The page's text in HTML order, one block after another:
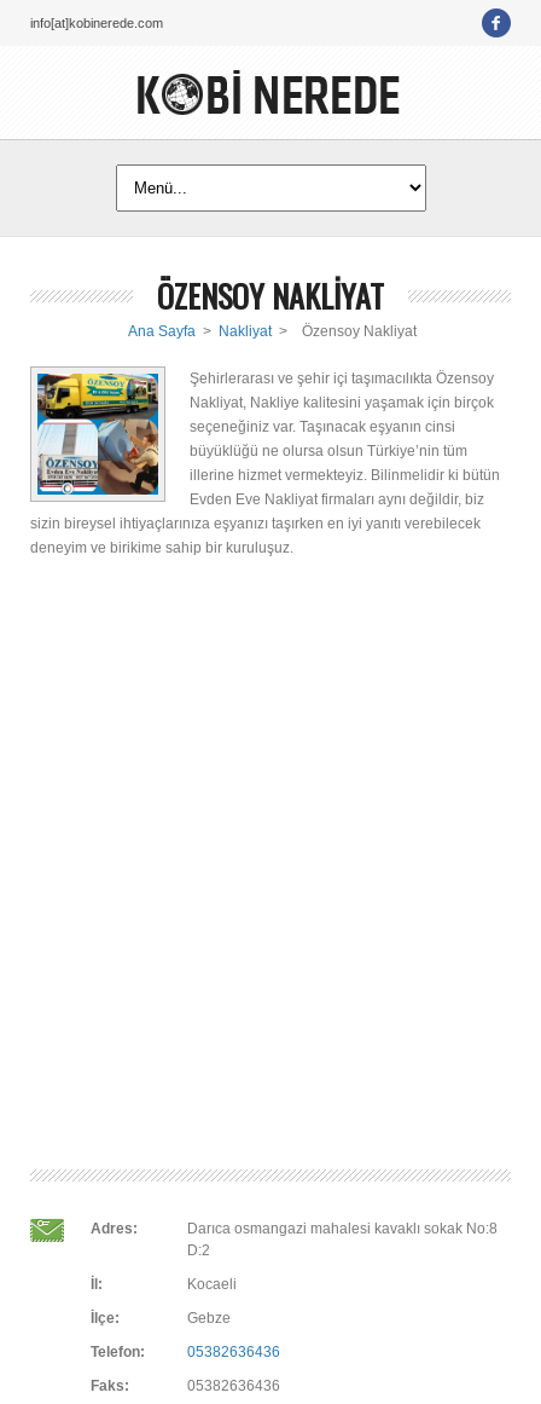
info[at]kobinerede.com
ÖZENSOY NAKLİYAT
Ana Sayfa > Nakliyat> Özensoy Nakliyat
Şehirlerarası ve şehir içi taşımacılıkta Özensoy
Nakliyat, Nakliye kalitesini yaşamak için birçok
seçeneğiniz var. Taşınacak eşyanın cinsi
büyüklüğü ne olursa olsun Türkiye’nin tüm
illerine hizmet vermekteyiz. Bilinmelidir ki bütün
Evden Eve Nakliyat firmaları aynı değildir, biz
sizin bireysel ihtiyaçlarınıza eşyanızı taşırken en iyi yanıtı verebilecek
deneyim ve birikime sahip bir kuruluşuz.
Adres:
Darıca osmangazi mahalesi kavaklı sokak No:8
D:2
İl:
Kocaeli
İlçe:
Gebze
Telefon:
05382636436
Faks:
05382636436